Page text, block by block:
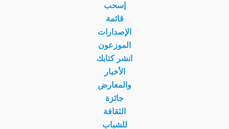
إسحب
قائمة
الإصدارات
الموزعون
انشر كتابك
الأخبار
والمعارض
جائزة
الثقافة
للشباب